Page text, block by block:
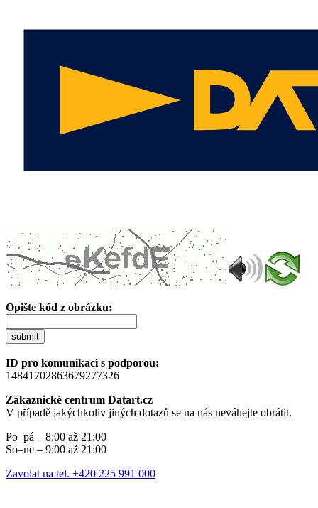
Opište kód z obrázku:
submit
ID pro komunikaci s podporou:
14841702863679277326
Zákaznické centrum Datart.cz
V případě jakýchkoliv jiných dotazů se na nás neváhejte obrátit.
Po–pá – 8:00 až 21:00
So–ne – 9:00 až 21:00
Zavolat na tel. +420 225 991 000